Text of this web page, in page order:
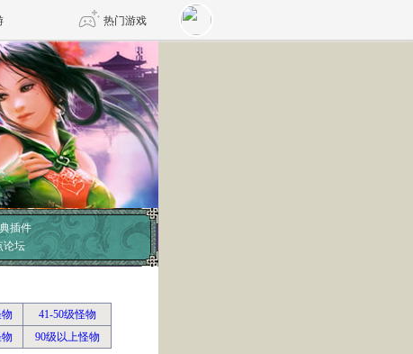
热门游戏
DNF 传奇4
剑网3旗舰版 新天龙八部
由 诛仙世界 仙剑世界
插件
论坛
41-50级怪物
90级以上怪物